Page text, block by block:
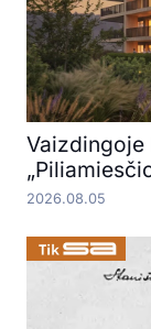
Vaizdingoje
2026.08.05